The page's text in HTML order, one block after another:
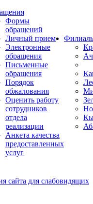
Формы
обращений
Личный прием
Электронные
обращения
Письменные
обращения
Порядок
обжалования
Оценить работу
сотрудников
отдела
реализации
Анкета качества
предоставленных
услуг
сайта для слабовидящих